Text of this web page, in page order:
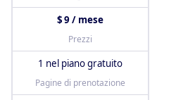
$ 9 / mese
Prezzi
1 nel piano gratuito
Pagine di prenotazione